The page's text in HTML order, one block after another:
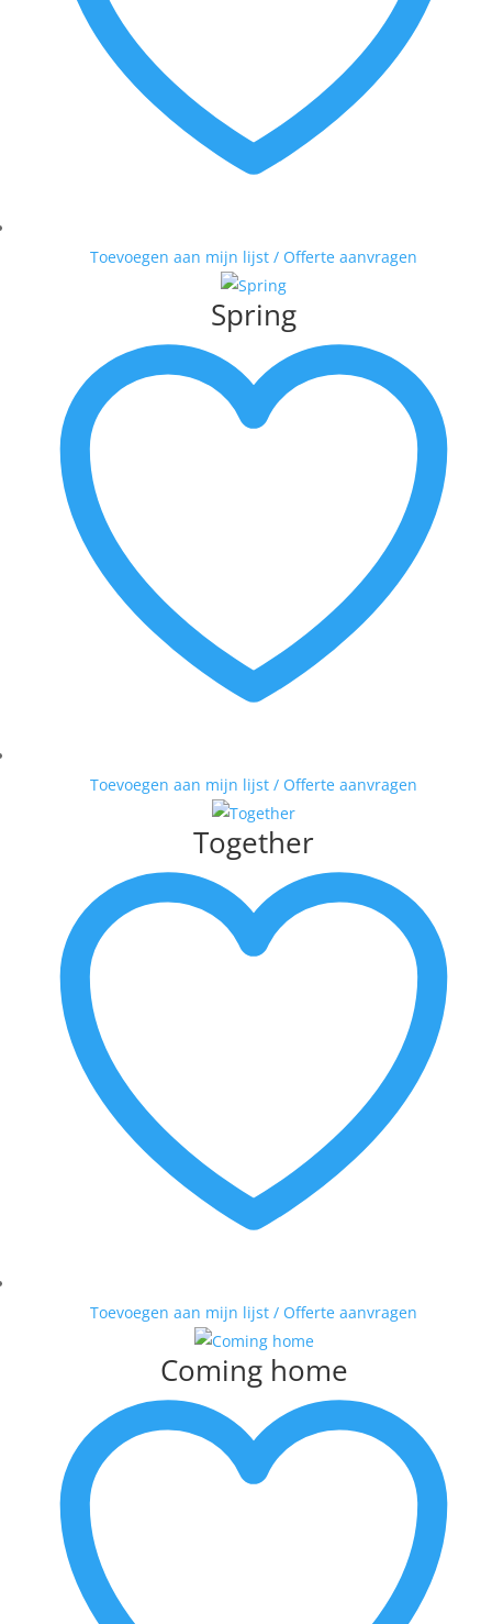
Toevoegen aan mijn lijst / Offerte aanvragen
Spring
Toevoegen aan mijn lijst / Offerte aanvragen
Together
Toevoegen aan mijn lijst / Offerte aanvragen
Coming home